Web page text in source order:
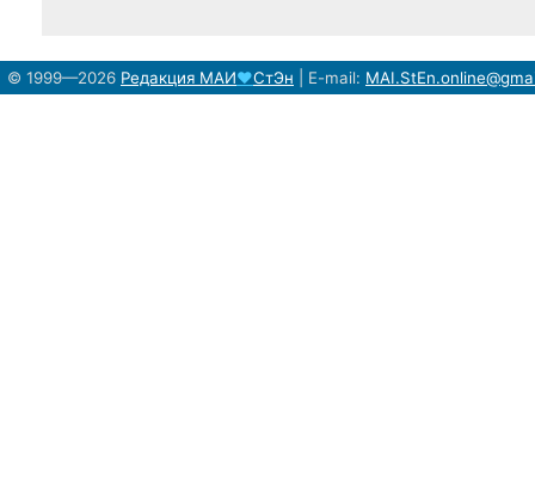
© 1999—2026 Редакция МАИ♥СтЭн E-mail: